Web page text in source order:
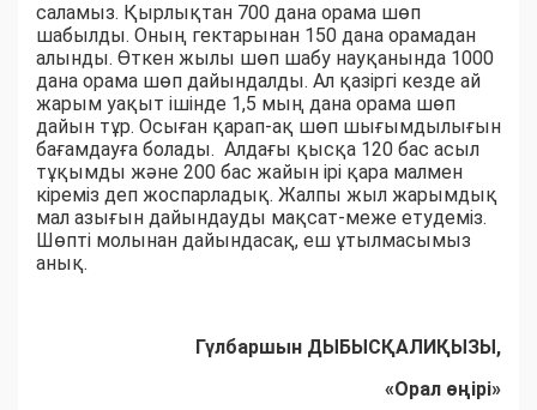
саламыз. Қырлықтан 700 дана орама шөп
шабылды. Оның гектарынан 150 дана орамадан
алынды. Өткен жылы шөп шабу науқанында 1000
дана орама шөп дайындалды. Ал қазіргі кезде ай
жарым уақыт ішінде 1,5 мың дана орама шөп
дайын тұр. Осыған қарап-ақ шөп шығымдылығын
бағамдауға болады. Алдағы қысқа 120 бас асыл
тұқымды және 200 бас жайын ірі қара малмен
кіреміз деп жоспарладық. Жалпы жыл жарымдық
мал азығын дайындауды мақсат-меже етудеміз.
Шөпті молынан дайындасақ, еш ұтылмасымыз
анық.
Гүлбаршын ДЫБЫСҚАЛИҚЫЗЫ,
«Орал өңірі»